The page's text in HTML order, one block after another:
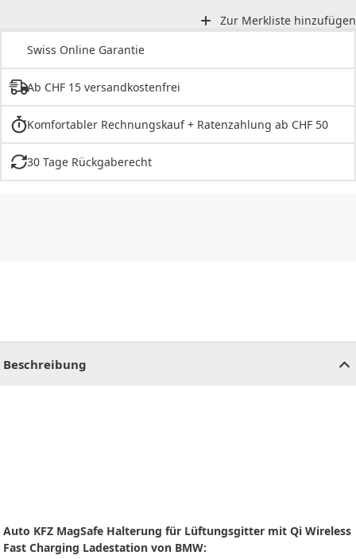
Zur Merkliste hinzufügen
Swiss Online Garantie
Ab CHF 15 versandkostenfrei
Komfortabler Rechnungskauf + Ratenzahlung ab CHF 50
30 Tage Rückgaberecht
Beschreibung
Auto KFZ MagSafe Halterung für Lüftungsgitter mit Qi Wireless
Fast Charging Ladestation von BMW: